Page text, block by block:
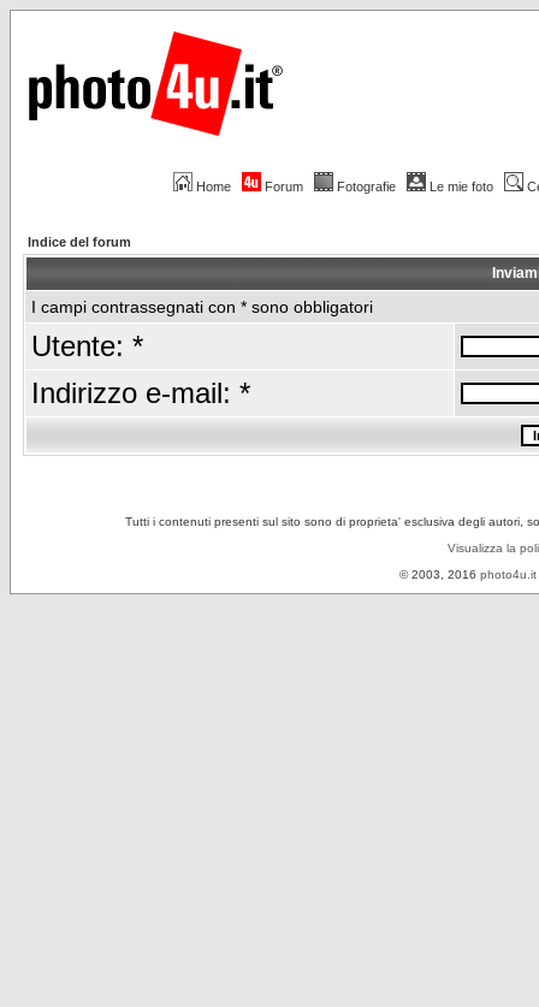
Home Forum Fotografie Le mie foto
Indice del forum
I campi contrassegnati con * sono obbligatori
Utente: *
Indirizzo e-mail: *
Tutti i contenuti presenti sul sito sono di proprieta' esclusiva degli autori,
Visualizza la
© 2003, 2016 photo4u.it